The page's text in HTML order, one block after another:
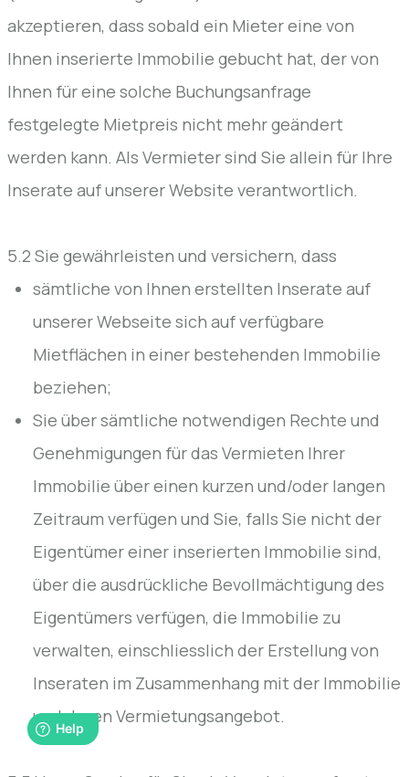
akzeptieren, dass sobald ein Mieter eine von
Ihnen inserierte Immobilie gebucht hat, der von
Ihnen für eine solche Buchungsanfrage
festgelegte Mietpreis nicht mehr geändert
werden kann. Als Vermieter sind Sie allein für Ihre
Inserate auf unserer Website verantwortlich.
5.2 Sie gewährleisten und versichern, dass
sämtliche von Ihnen erstellten Inserate auf
unserer Webseite sich auf verfügbare
Mietflächen in einer bestehenden Immobilie
beziehen;
Sie über sämtliche notwendigen Rechte und
Genehmigungen für das Vermieten Ihrer
Immobilie über einen kurzen und/oder langen
Zeitraum verfügen und Sie, falls Sie nicht der
Eigentümer einer inserierten Immobilie sind,
über die ausdrückliche Bevollmächtigung des
Eigentümers verfügen, die Immobilie zu
verwalten, einschliesslich der Erstellung von
Inseraten im Zusammenhang mit der Immobilie
und deren Vermietungsangebot.